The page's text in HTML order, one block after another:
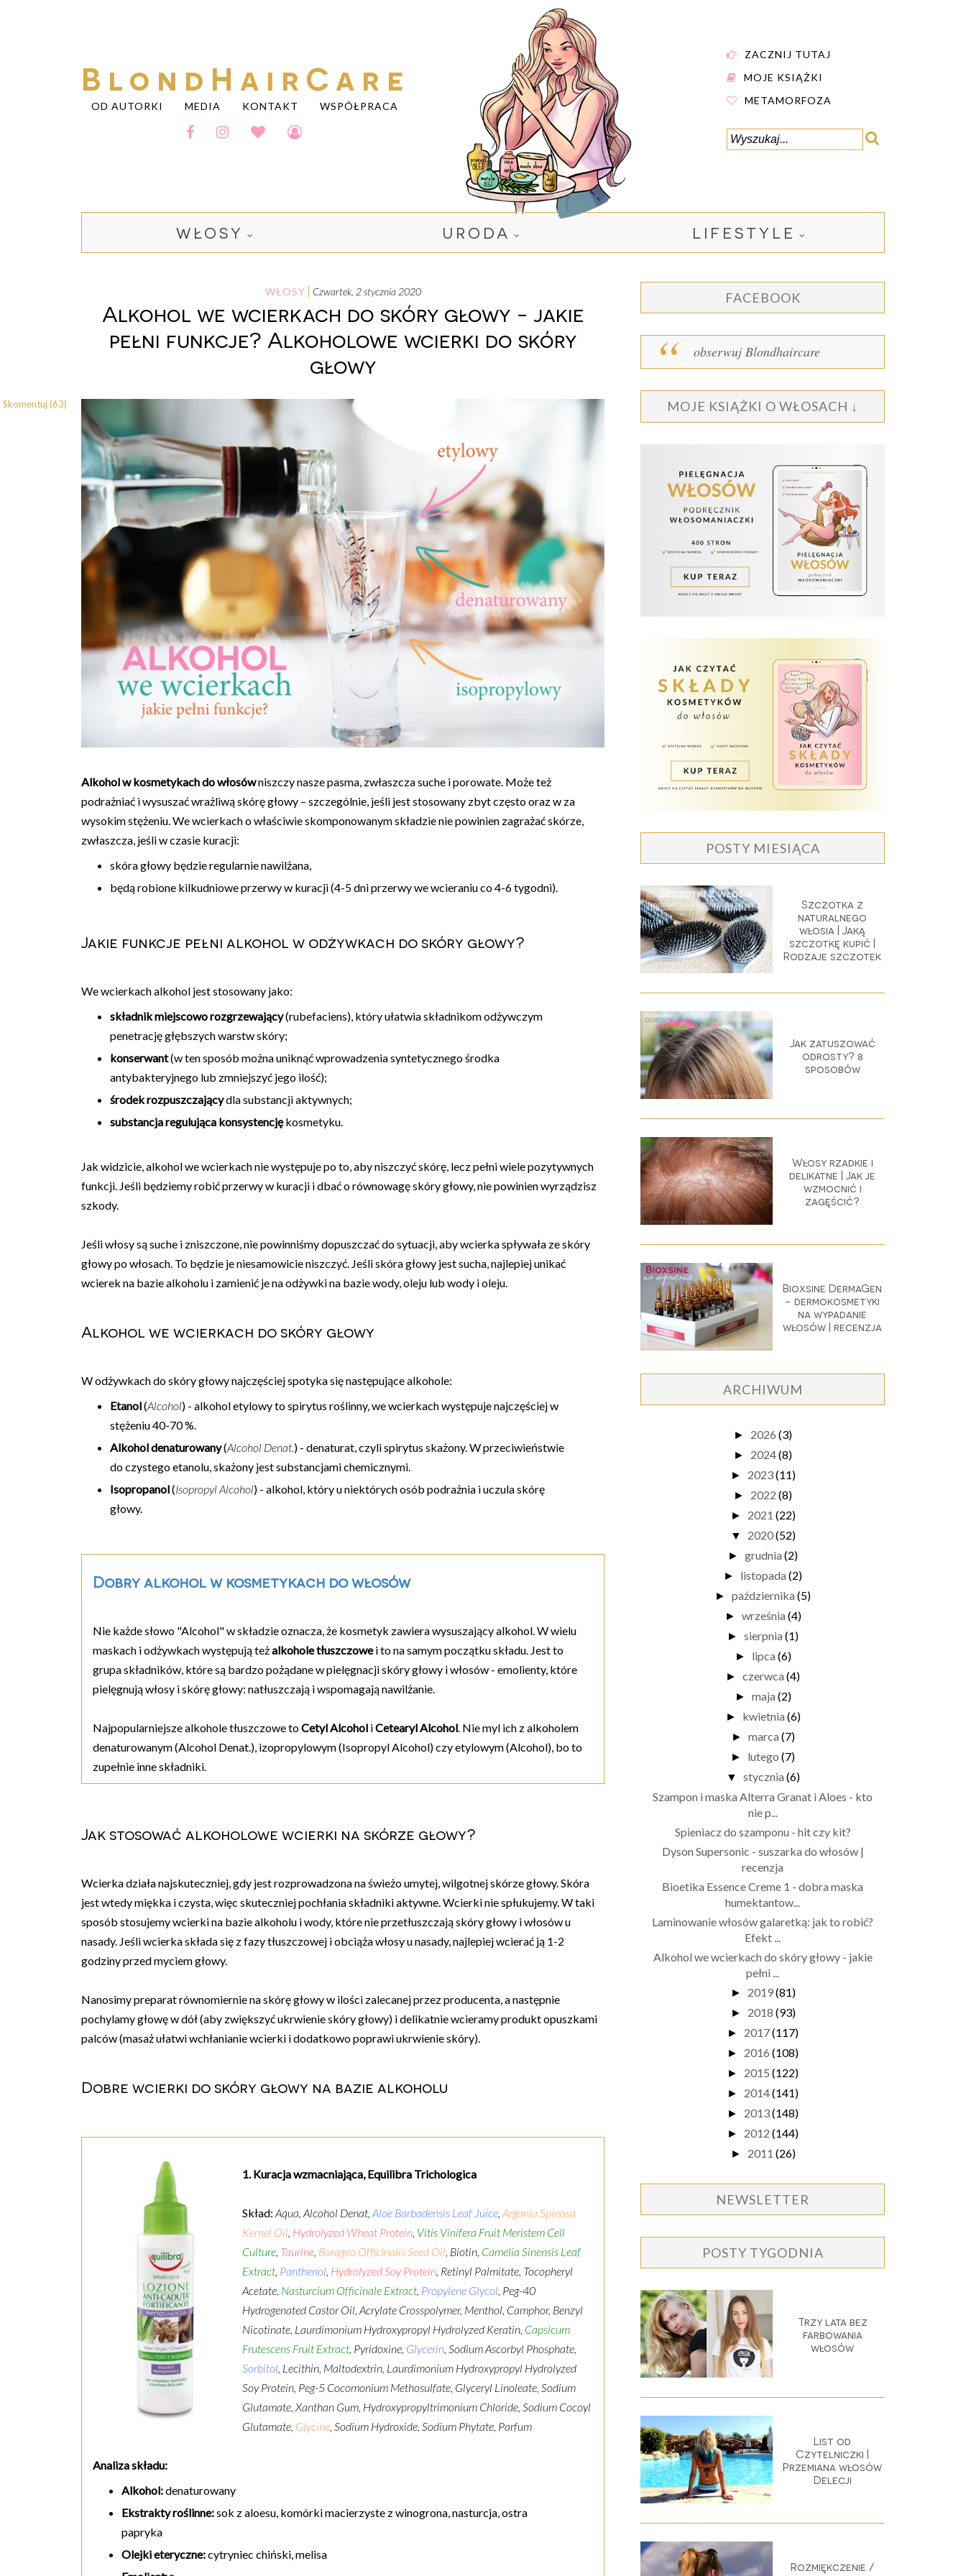
BlondHairCare
OD AUTORKI MEDIA KONTAKT WSPÓŁPRACA
ZACZNIJ TUTAJ
MOJE KSIĄŻKI
METAMORFOZA
WŁOSY URODA LIFESTYLE
WŁOSY czwartek, 2 stycznia 2020
Alkohol we wcierkach do skóry głowy - jakie
pełni funkcje? Alkoholowe wcierki do skóry
głowy
Alkohol w kosmetykach do włosówniszczy nasze pasma, zwłaszcza suche i porowate. Może też
podrażniać i wysuszać wrażliwą skórę głowy – szczególnie, jeśli jest stosowany zbyt często oraz w za
wysokim stężeniu. We wcierkach o właściwie skomponowanym składzie nie powinien zagrażać skórze,
zwłaszcza, jeśli w czasie kuracji:
skóra głowy będzie regularnie nawilżana,
będą robione kilkudniowe przerwy w kuracji (4-5 dni przerwy we wcieraniu co 4-6 tygodni).
Jakie funkcje pełni alkohol w odżywkach do skóry głowy?
We wcierkach alkohol jest stosowany jako:
składnik miejscowo rozgrzewający(rubefaciens), który ułatwia składnikom odżywczym
penetrację głębszych warstw skóry;
konserwant(w ten sposób można uniknąć wprowadzenia syntetycznego środka
antybakteryjnego lub zmniejszyć jego ilość);
środek rozpuszczającydla substancji aktywnych;
substancja regulująca konsystencjękosmetyku.
Jak widzicie, alkohol we wcierkach nie występuje po to, aby niszczyć skórę, lecz pełni wiele pozytywnych
funkcji. Jeśli będziemy robić przerwy w kuracji i dbać o równowagę skóry głowy, nie powinien wyrządzisz
szkody.
Jeśli włosy są suche i zniszczone, nie powinniśmy dopuszczać do sytuacji, aby wcierka spływała ze skóry
głowy po włosach. To będzie je niesamowicie niszczyć. Jeśli skóra głowy jest sucha, najlepiej unikać
wcierek na bazie alkoholu i zamienić je na odżywki na bazie wody, oleju lub wody i oleju.
Alkohol we wcierkach do skóry głowy
W odżywkach do skóry głowy najczęściej spotyka się następujące alkohole:
Etanol(Alcohol) - alkohol etylowy to spirytus roślinny, we wcierkach występuje najczęściej w
stężeniu 40-70 %.
Alkohol denaturowany(Alcohol Denat.) - denaturat, czyli spirytus skażony. W przeciwieństwie
do czystego etanolu, skażony jest substancjami chemicznymi.
Isopropanol(Isopropyl Alcohol) - alkohol, który u niektórych osób podrażnia i uczula skórę
głowy.
Dobry alkohol w kosmetykach do włosów
Nie każde słowo "Alcohol" w składzie oznacza, że kosmetyk zawiera wysuszający alkohol. W wielu
maskach i odżywkach występują teżalkohole tłuszczowei to na samym początku składu. Jest to
grupa składników, które są bardzo pożądane w pielęgnacji skóry głowy i włosów - emolienty, które
pielęgnują włosy i skórę głowy: natłuszczają i wspomagają nawilżanie.
Najpopularniejsze alkohole tłuszczowe toCetyl Alcohol iCetearyl Alcohol. Nie myl ich z alkoholem
denaturowanym (Alcohol Denat.), izopropylowym (Isopropyl Alcohol) czy etylowym (Alcohol), bo to
zupełnie inne składniki.
Jak stosować alkoholowe wcierki na skórze głowy?
Wcierka działa najskuteczniej, gdy jest rozprowadzona na świeżo umytej, wilgotnej skórze głowy. Skóra
jest wtedy miękka i czysta, więc skuteczniej pochłania składniki aktywne. Wcierki nie spłukujemy. W taki
sposób stosujemy wcierki na bazie alkoholu i wody, które nie przetłuszczają skóry głowy i włosów u
nasady. Jeśli wcierka składa się z fazy tłuszczowej i obciąża włosy u nasady, najlepiej wcierać ją 1-2
godziny przed myciem głowy.
Nanosimy preparat równomiernie na skórę głowy w ilości zalecanej przez producenta, a następnie
pochylamy głowę w dół (aby zwiększyć ukrwienie skóry głowy) i delikatnie wcieramy produkt opuszkami
palców (masaż ułatwi wchłanianie wcierki i dodatkowo poprawi ukrwienie skóry).
Dobre wcierki do skóry głowy na bazie alkoholu
1. Kuracja wzmacniająca, Equilibra Trichologica
Skład: Aqua, Alcohol Denat, Aloe Barbadensis Leaf Juice, Argania Spinosa
Kernel Oil, Hydrolyzed Wheat Protein, Vitis Vinifera Fruit Meristem Cell
Culture, Taurine, Borageo Officinalis Seed Oil, Biotin, Camelia Sinensis Leaf
Extract, Panthenol, Hydrolyzed Soy Protein, Retinyl Palmitate, Tocopheryl
Acetate, Nasturcium Officinale Extract, Propylene Glycol, Peg-40
Hydrogenated Castor Oil, Acrylate Crosspolymer, Menthol, Camphor, Benzyl
Nicotinate, Laurdimonium Hydroxypropyl Hydrolyzed Keratin, Capsicum
Frutescens Fruit Extract, Pyridoxine, Glycerin, Sodium Ascorbyl Phosphate,
Sorbitol, Lecithin, Maltodextrin, Laurdimonium Hydroxypropyl Hydrolyzed
Soy Protein, Peg-5 Cocomonium Methosulfate, Glyceryl Linoleate, Sodium
Glutamate, Xanthan Gum, Hydroxypropyltrimonium Chloride, Sodium Cocoyl
Glutamate, Glycine, Sodium Hydroxide, Sodium Phytate, Parfum
Analiza składu:
Alkohol:denaturowany
Ekstrakty roślinne:sok z aloesu, komórki macierzyste z winogrona, nasturcja, ostra
papryka
Olejki eteryczne:cytryniec chiński, melisa
Skomentuj (63)
FACEBOOK
obserwuj Blondhaircare
MOJE KSIĄŻKI O WŁOSACH ↓
POSTY MIESIĄCA
Szczotka z
naturalnego
włosia | Jaką
szczotkę kupić |
Rodzaje szczotek
Jak zatuszować
odrosty? 8
sposobów
Włosy rzadkie i
delikatne | Jak je
wzmocnić i
zagęścić?
Bioxsine DermaGen
- dermokosmetyki
na wypadanie
włosów | recenzja
ARCHIWUM
► 2026 (3)
► 2024(8)
► 2023(11)
► 2022 (8)
► 2021 (22)
▼ 2020(52)
► grudnia (2)
► listopada (2)
► października (5)
► września (4)
► sierpnia (1)
► lipca (6)
► czerwca (4)
► maja (2)
► kwietnia (6)
► marca (7)
► lutego (7)
▼ stycznia (6)
Szampon i maska Alterra Granat i Aloes - kto
nie p...
Spieniacz do szamponu - hit czy kit?
Dyson Supersonic - suszarka do włosów |
recenzja
Bioetika Essence Creme 1 - dobra maska
humektantow...
Laminowanie włosów galaretką: jak to robić?
Efekt ...
Alkohol we wcierkach do skóry głowy - jakie
pełni ...
► 2019(81)
► 2018 (93)
► 2017(117)
► 2016 (108)
► 2015 (122)
► 2014(141)
► 2013(148)
► 2012 (144)
► 2011 (26)
NEWSLETTER
POSTY TYGODNIA
Trzy lata bez
farbowania
włosów
List od
Czytelniczki |
Przemiana włosów
Delecji
Rozmiękczenie /